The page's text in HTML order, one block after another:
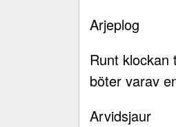
Arjeplog
Runt klockan
böter varav
Arvidsjaur